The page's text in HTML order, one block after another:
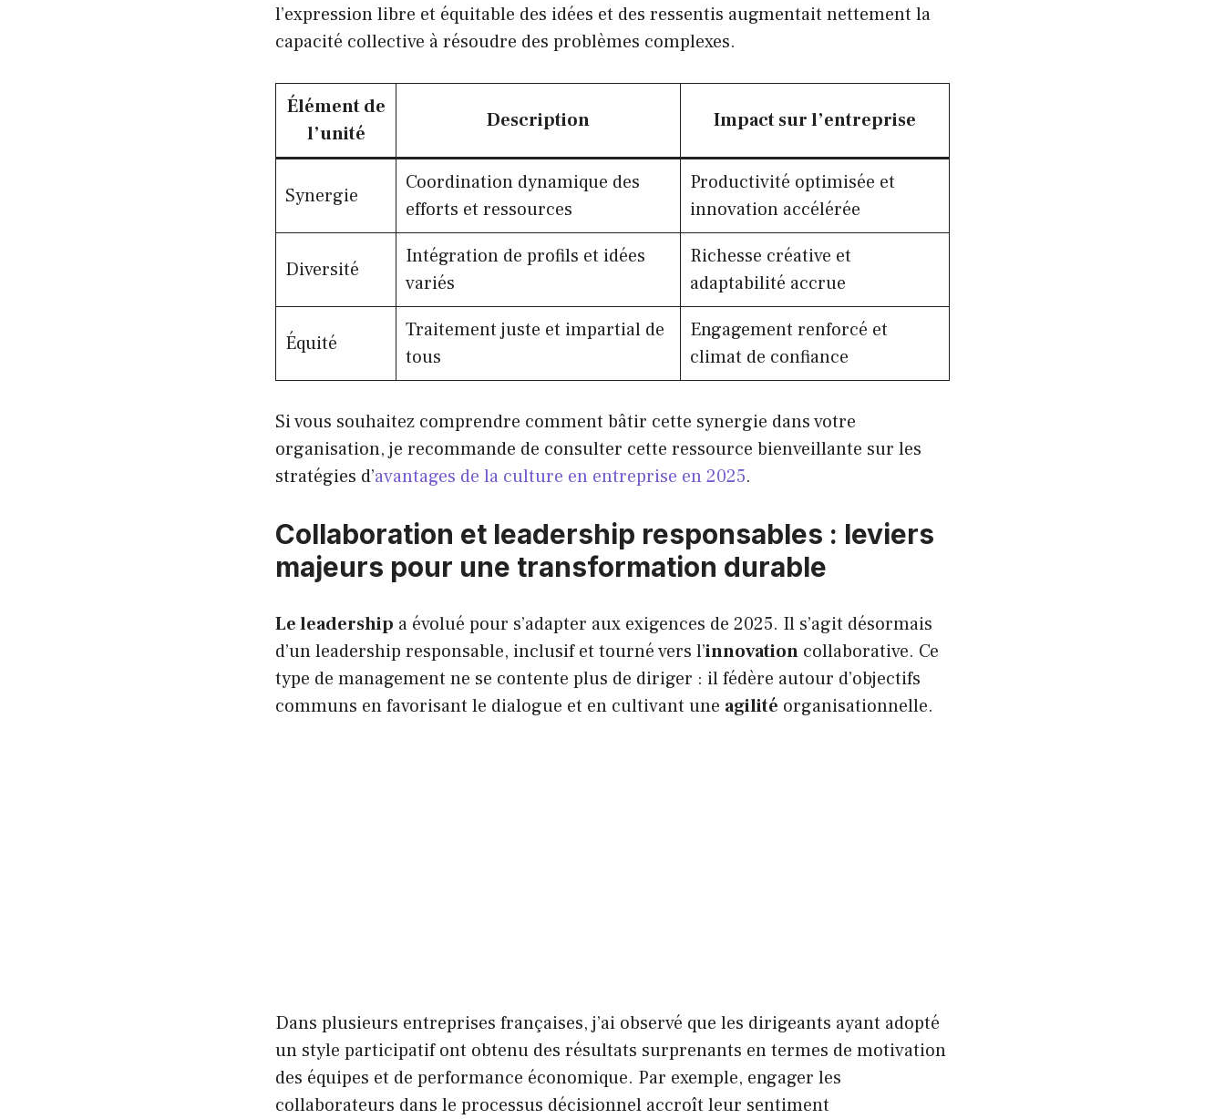
l’expression libre et équitable des idées et des ressentis augmentait nettement la
capacité collective à résoudre des problèmes complexes.
Élément de
l’unité
Description Impact sur l’entreprise
Synergie
Coordination dynamique des
efforts et ressources
Productivité optimisée et
innovation accélérée
Diversité
Intégration de profils et idées
variés
Richesse créative et
adaptabilité accrue
Équité
Traitement juste et impartial de
tous
Engagement renforcé et
climat de confiance
Si vous souhaitez comprendre comment bâtir cette synergie dans votre
organisation, je recommande de consulter cette ressource bienveillante sur les
stratégies d’avantages de la culture en entreprise en 2025.
Collaboration et leadership responsables : leviers
majeurs pour une transformation durable
Le leadership a évolué pour s’adapter aux exigences de 2025. Il s’agit désormais
d’un leadership responsable, inclusif et tourné vers l’innovation collaborative. Ce
type de management ne se contente plus de diriger : il fédère autour d’objectifs
communs en favorisant le dialogue et en cultivant une agilité organisationnelle.
Dans plusieurs entreprises françaises, j’ai observé que les dirigeants ayant adopté
un style participatif ont obtenu des résultats surprenants en termes de motivation
des équipes et de performance économique. Par exemple, engager les
collaborateurs dans le processus décisionnel accroît leur sentiment